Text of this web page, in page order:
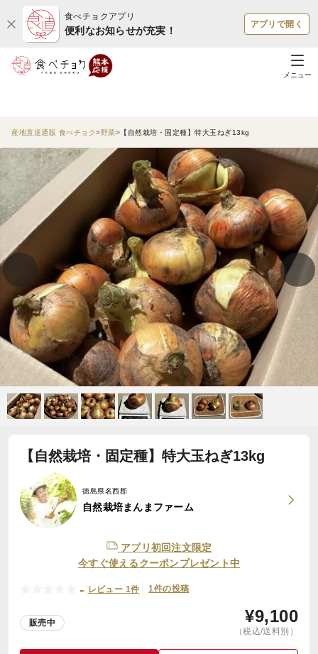
食べチョクアプリ
便利なお知らせが充実！
アプリで開く
メニュー
産地直送通販 食べチョク 野菜 【自然栽培・固定種】特大玉ねぎ13kg
【自然栽培・固定種】特大玉ねぎ13kg
徳島県名西郡
自然栽培まんまファーム
アプリ初回注文限定
今すぐ使えるクーポンプレゼント中
- レビュー 1件 1件の投稿
販売中 ¥9,100
（税込/送料別）